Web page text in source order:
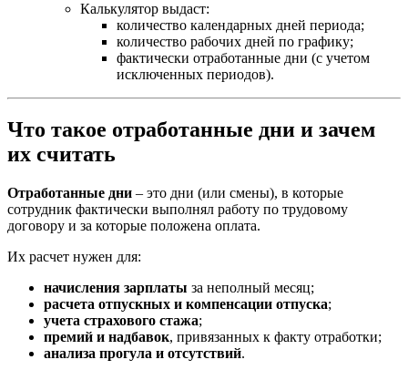
Калькулятор выдаст:
количество календарных дней периода;
количество рабочих дней по графику;
фактически отработанные дни (с учетом
исключенных периодов).
Что такое отработанные дни и зачем
их считать
Отработанные дни – это дни (или смены), в которые
сотрудник фактически выполнял работу по трудовому
договору и за которые положена оплата.
Их расчет нужен для:
начисления зарплаты за неполный месяц;
расчета отпускных и компенсации отпуска;
учета страхового стажа;
премий и надбавок, привязанных к факту отработки;
анализа прогула и отсутствий.